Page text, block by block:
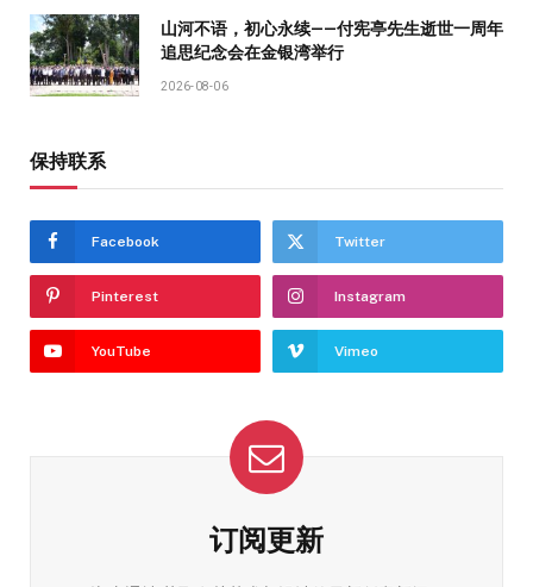
山河不语，初心永续——付宪亭先生逝世一周年
追思纪念会在金银湾举行
2026-08-06
保持联系
Facebook Twitter
Pinterest Instagram
YouTube Vimeo
订阅更新